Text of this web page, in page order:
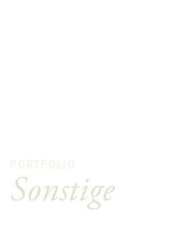
PORTFOLIO
Sonstige